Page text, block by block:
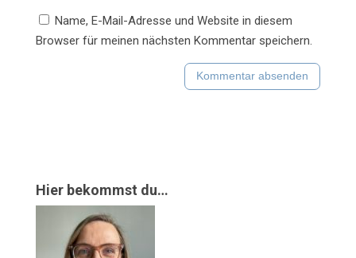
Name, E-Mail-Adresse und Website in diesem
Browser für meinen nächsten Kommentar speichern.
Hier bekommst du…